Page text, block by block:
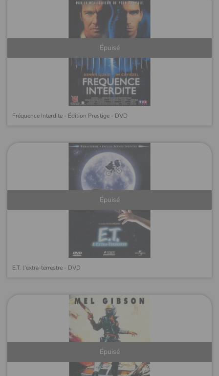
Épuisé
Fréquence Interdite - Édition Prestige - DVD
Épuisé
E.T. l'extra-terrestre - DVD
Épuisé